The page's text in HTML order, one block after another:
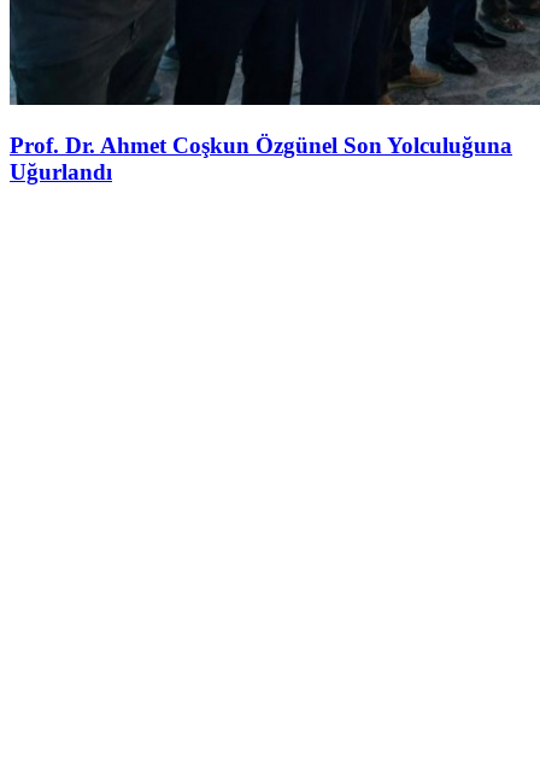
Prof. Dr. Ahmet Coşkun Özgünel Son Yolculuğuna
Uğurlandı